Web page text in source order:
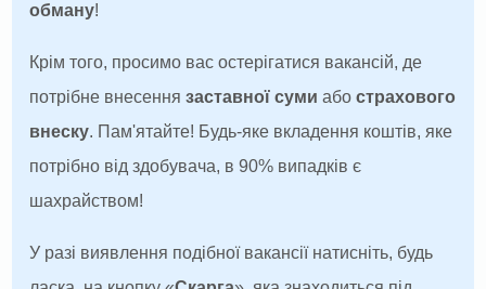
обману!
Крім того, просимо вас остерігатися вакансій, де
потрібне внесеннязаставної суми абострахового
внеску. Пам'ятайте! Будь-яке вкладення коштів, яке
потрібно від здобувача, в 90% випадків є
шахрайством!
У разі виявлення подібної вакансії натисніть, будь